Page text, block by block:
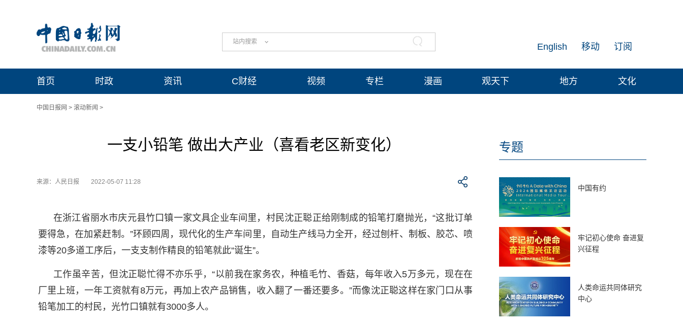
站内搜索 订阅
移动
English
首页 时政 资讯 C财经 视频 专栏 漫画 观天下 地方 文化
中国日报网 > 滚动新闻 >
一支小铅笔 做出大产业（喜看老区新变化）
来源：人民日报 2022-05-07 11:28
在浙江省丽水市庆元县竹口镇一家文具企业车间里，村民沈正聪正给刚制成的铅笔打磨抛光，“这批订单
要得急，在加紧赶制。”环顾四周，现代化的生产车间里，自动生产线马力全开，经过刨杆、制板、胶芯、喷
漆等20多道工序后，一支支制作精良的铅笔就此“诞生”。
工作虽辛苦，但沈正聪忙得不亦乐乎，“以前我在家务农，种植毛竹、香菇，每年收入5万多元，现在在
厂里上班，一年工资就有8万元，再加上农产品销售，收入翻了一番还要多。”而像沈正聪这样在家门口从事
铅笔加工的村民，光竹口镇就有3000多人。
专题
中国有约
牢记初心使命 奋进复
兴征程
人类命运共同体研究
中心